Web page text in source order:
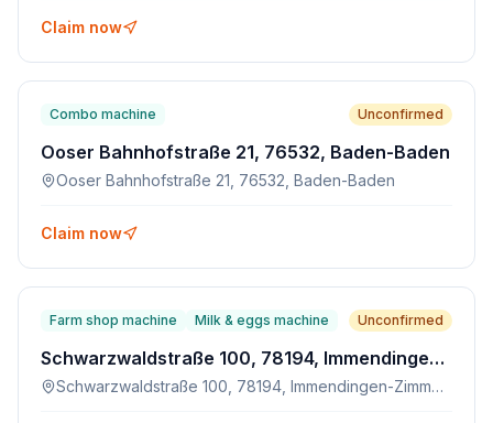
Claim now
Combo machine Unconfirmed
Ooser Bahnhofstraße 21, 76532, Baden-Baden
Ooser Bahnhofstraße 21, 76532, Baden-Baden
Claim now
Farm shop machine Milk & eggs machine Unconfirmed
Schwarzwaldstraße 100, 78194, Immendingen-Zimmern
Schwarzwaldstraße 100, 78194, Immendingen-Zimmern